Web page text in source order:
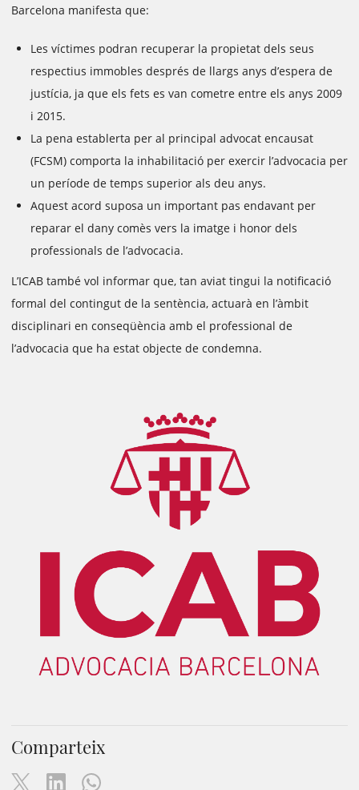
Barcelona manifesta que:
Les víctimes podran recuperar la propietat dels seus
respectius immobles després de llargs anys d’espera de
justícia, ja que els fets es van cometre entre els anys 2009
i 2015.
La pena establerta per al principal advocat encausat
(FCSM) comporta la inhabilitació per exercir l’advocacia per
un període de temps superior als deu anys.
Aquest acord suposa un important pas endavant per
reparar el dany comès vers la imatge i honor dels
professionals de l’advocacia.
L’ICAB també vol informar que, tan aviat tingui la notificació
formal del contingut de la sentència, actuarà en l’àmbit
disciplinari en conseqüència amb el professional de
l’advocacia que ha estat objecte de condemna.
Comparteix